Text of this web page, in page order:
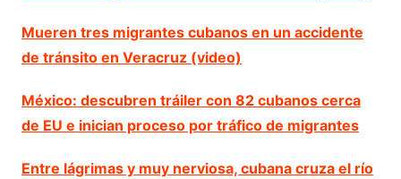
Mueren tres migrantes cubanos en un accidente
de tránsito en Veracruz (video)
México: descubren tráiler con 82 cubanos cerca
de EU e inician proceso por tráfico de migrantes
Entre lágrimas y muy nerviosa, cubana cruza el río